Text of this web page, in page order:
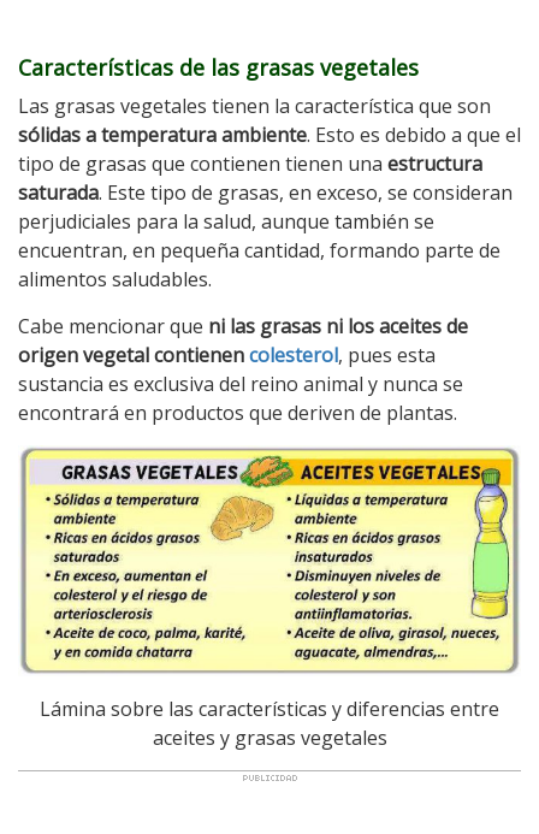
Características de las grasas vegetales
Las grasas vegetales tienen la característica que son
sólidas a temperatura ambiente. Esto es debido a que el
tipo de grasas que contienen tienen una estructura
saturada. Este tipo de grasas, en exceso, se consideran
perjudiciales para la salud, aunque también se
encuentran, en pequeña cantidad, formando parte de
alimentos saludables.
Cabe mencionar que ni las grasas ni los aceites de
origen vegetal contienencolesterol, pues esta
sustancia es exclusiva del reino animal y nunca se
encontrará en productos que deriven de plantas.
Lámina sobre las características y diferencias entre
aceites y grasas vegetales